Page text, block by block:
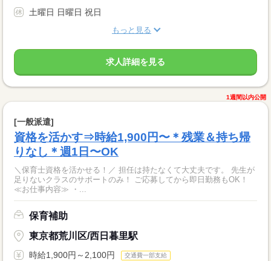
土曜日 日曜日 祝日
もっと見る
求人詳細を見る
1週間以内公開
[一般派遣]
資格を活かす⇒時給1,900円〜＊残業＆持ち帰
りなし＊週1日〜OK
＼保育士資格を活かせる！／ 担任は持たなくて大丈夫です。 先生が
足りないクラスのサポートのみ！ ご応募してから即日勤務もOK！
≪お仕事内容≫ ・...
保育補助
東京都荒川区/西日暮里駅
時給1,900円～2,100円 交通費一部支給